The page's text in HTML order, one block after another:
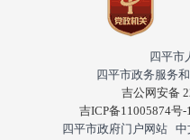
四平市
四平市政务服务
吉公网安备
吉ICP备11005874号-
四平市政府门户网站 中